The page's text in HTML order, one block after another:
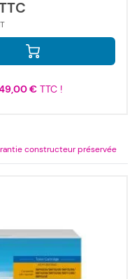
€TTC !
constructeur préservée